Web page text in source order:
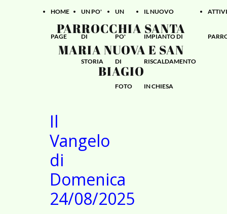
HOME
PAGE
UN PO'
DI
STORIA
UN
PO'
DI
FOTO
IL NUOVO
IMPIANTO DI
RISCALDAMENTO
IN CHIESA
PARROCCHIA SANTA
MARIA NUOVA E SAN
BIAGIO
Il
Vangelo
di
Domenica
24/08/2025